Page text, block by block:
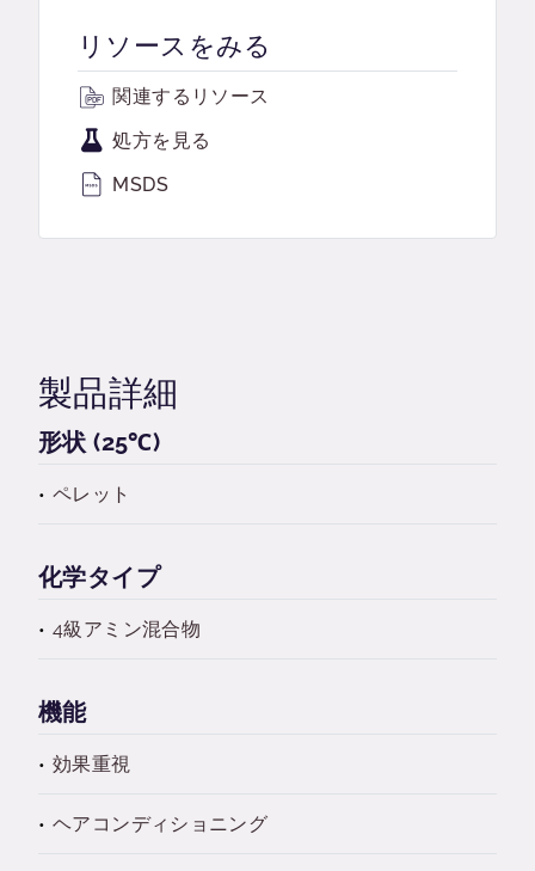
リソースをみる
関連するリソース
処方を見る
MSDS
製品詳細
形状 (25℃)
ペレット
化学タイプ
4級アミン混合物
機能
効果重視
ヘアコンディショニング